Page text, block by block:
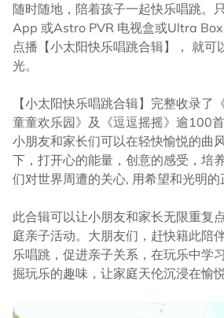
随时随地，陪着孩子一起快乐唱跳。
App 或Astro PVR 电视盒或Ultra
点播【小太阳快乐唱跳合辑】， 就可
光。
【小太阳快乐唱跳合辑】完整收录了
童童欢乐园》及《逗逗摇摇》逾100
小朋友和家长们可以在轻快愉悦的曲
下，打开心的能量，创意的感受，培
们对世界周遭的关心, 用希望和光明的
此合辑可以让小朋友和家长无限重复
庭亲子活动。大朋友们，赶快籍此陪
乐唱跳，促进亲子关系，在玩乐中学
掘玩乐的趣味，让家庭天伦沉浸在愉